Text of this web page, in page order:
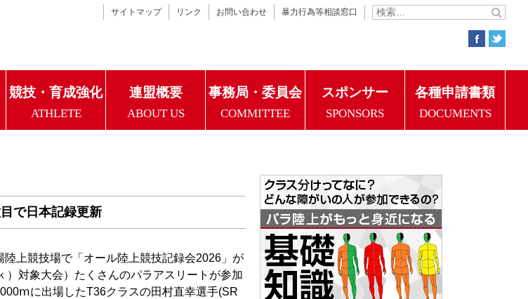
サイトマップ リンク お問い合わせ 暴力行為等相談窓口
競技・育成強化
ATHLETE
連盟概要
ABOUT US
事務局・委員会
COMMITTEE
スポンサー
SPONSORS
各種申請書類
DOCUMENTS
で日本記録更新
上競技場で「オール陸上競技記録会2026」が
対象大会）たくさんのパラアスリートが参加
に出場したT36クラスの田村直幸選手(SR